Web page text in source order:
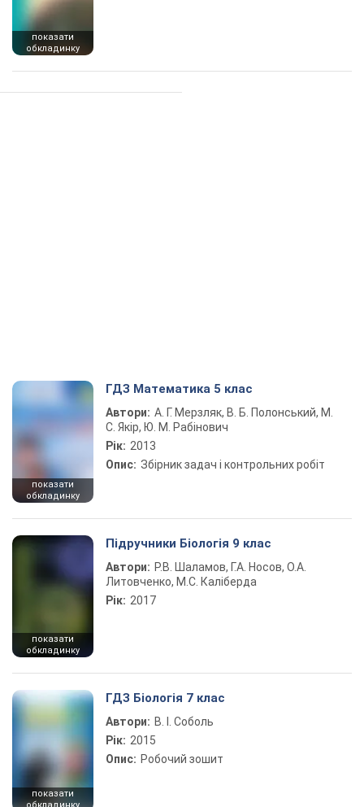
показати
обкладинку
показати
обкладинку
ГДЗ Математика 5 клас
Автори: А. Г. Мерзляк, В. Б. Полонський, М.
С. Якір, Ю. М. Рабінович
Рік: 2013
Опис: Збірник задач і контрольних робіт
показати
обкладинку
Підручники Біологія 9 клас
Автори: Р.В. Шаламов, Г.А. Носов, О.А.
Литовченко, М.С. Каліберда
Рік: 2017
показати
ГДЗ Біологія 7 клас
Автори: В. І. Соболь
Рік: 2015
Опис: Робочий зошит